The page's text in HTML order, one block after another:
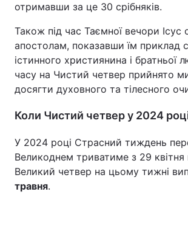
отримавши за це 30 срібняків.
Також під час Таємної вечори Ісус
апостолам, показавши їм приклад
істинного християнина і братньої
часу на Чистий четвер прийнято
досягти духовного та тілесного
Коли Чистий четвер у 2024
У 2024 році Страсний тиждень
Великоднем триватиме з 29 квітня
Великий четвер на цьому тижні
травня.